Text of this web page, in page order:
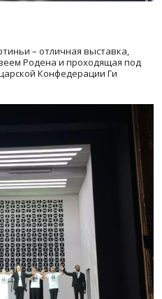
– отличная выставка,
Родена и проходящая под
Конфедерации Ги